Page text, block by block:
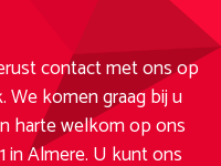
contact met ons op
We komen graag bij u
harte welkom op ons
in Almere. U kunt ons